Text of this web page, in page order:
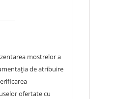
indicat are caracter
minim de
Vor fi acceptate
care
tehnice și
superioare.
verificarea
poate realiza prin
(art. 7).
a pozițiilor
și limitarea
relevante (de ex.
faianță,
mostrelor a
de atribuire
ofertate cu